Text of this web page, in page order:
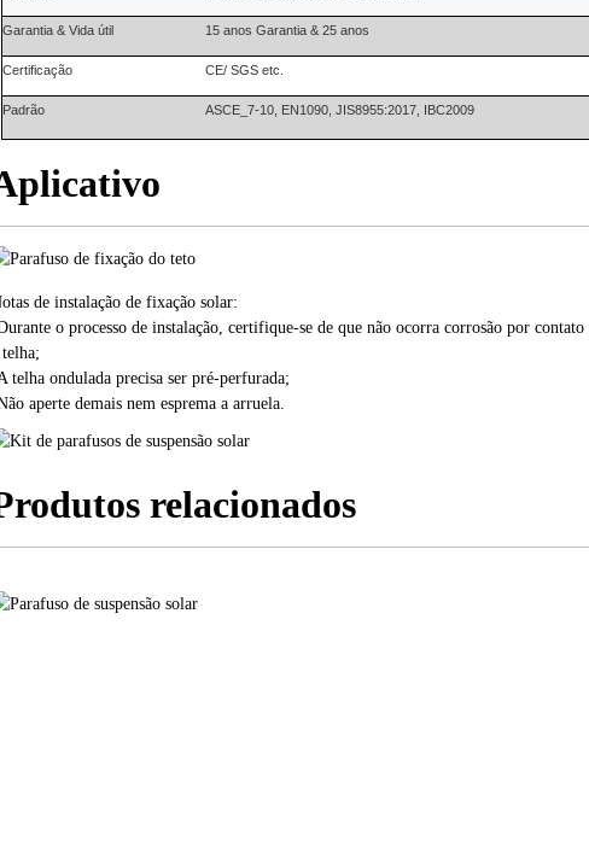
Garantia & Vida útil 15 anos Garantia & 25 anos
Certificação CE/ SGS etc.
Padrão ASCE_7-10, EN1090, JIS8955:2017, IBC2009
de instalação de fixação solar:
o processo de instalação, certifique-se de que não ocorra corrosão por contato
telha ondulada precisa ser pré-perfurada;
aperte demais nem esprema a arruela.
relacionados